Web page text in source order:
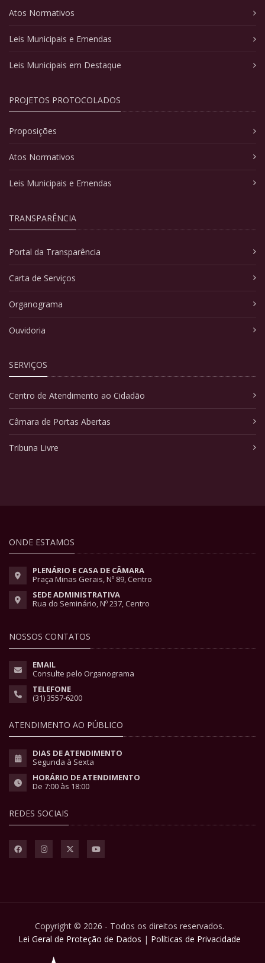
Atos Normativos
Leis Municipais e Emendas
Leis Municipais em Destaque
PROJETOS PROTOCOLADOS
Proposições
Atos Normativos
Leis Municipais e Emendas
TRANSPARÊNCIA
Portal da Transparência
Carta de Serviços
Organograma
Ouvidoria
SERVIÇOS
Centro de Atendimento ao Cidadão
Câmara de Portas Abertas
Tribuna Livre
ONDE ESTAMOS
PLENÁRIO E CASA DE CÂMARA
Praça Minas Gerais, Nº 89, Centro
SEDE ADMINISTRATIVA
Rua do Seminário, Nº 237, Centro
NOSSOS CONTATOS
EMAIL
Consulte pelo Organograma
TELEFONE
(31) 3557-6200
ATENDIMENTO AO PÚBLICO
DIAS DE ATENDIMENTO
Segunda à Sexta
HORÁRIO DE ATENDIMENTO
De 7:00 às 18:00
REDES SOCIAIS
Copyright © 2026 - Todos os direitos reservados.
Lei Geral de Proteção de Dados | Políticas de Privacidade